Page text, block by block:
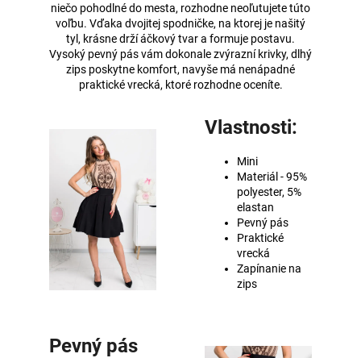
niečo pohodlné do mesta, rozhodne neoľutujete túto
voľbu. Vďaka dvojitej spodničke, na ktorej je našitý
tyl, krásne drží áčkový tvar a formuje postavu.
Vysoký pevný pás vám dokonale zvýrazní krivky, dlhý
zips poskytne komfort, navyše má nenápadné
praktické vrecká, ktoré rozhodne oceníte.
Vlastnosti:
Mini
Materiál - 95%
polyester, 5%
elastan
Pevný pás
Praktické
vrecká
Zapínanie na
zips
Pevný pás